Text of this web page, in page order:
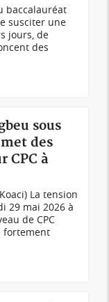
baccalauréat
susciter une
jours, de
des
sous
des
CPC à
La tension
29 mai 2026 à
de CPC
fortement